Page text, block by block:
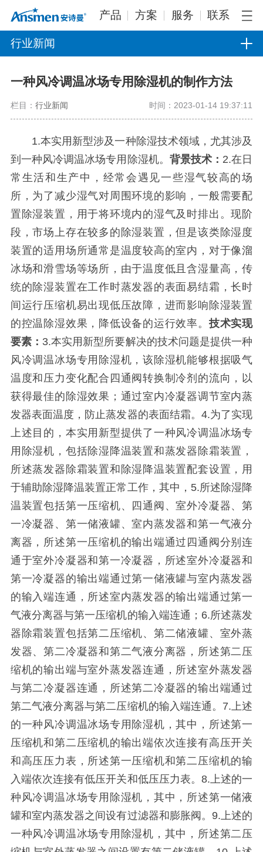
产品 方案 服务 联系
行业新闻
一种风冷调温冰场专用除湿机的制作方法
栏目： 行业新闻 时间：2023-01-14 19:37:11
1.本实用新型涉及一种除湿技术领域，尤其涉及
到一种风冷调温冰场专用除湿机。 背景技术： 2.在日
常生活和生产中，经常会遇见一些湿气较高的场
所，为了减少湿气对周围环境的影响，一般需要配
置除湿装置，用于将环境内的湿气及时排出。现阶
段，市场上存在较多的除湿装置，但是该类除湿度
装置的适用场所通常是温度较高的室内，对于像溜
冰场和滑雪场等场所，由于温度低且含湿量高，传
统的除湿装置在工作时蒸发器的表面易结霜，长时
间运行压缩机易出现低压故障，进而影响除湿装置
的控温除湿效果，降低设备的运行效率。 技术实现
要素： 3.本实用新型所要解决的技术问题是提供一种
风冷调温冰场专用除湿机，该除湿机能够根据吸气
温度和压力变化配合四通阀转换制冷剂的流向，以
获得最佳的除湿效果；通过室内冷凝器调节室内蒸
发器表面温度，防止蒸发器的表面结霜。4.为了实现
上述目的，本实用新型提供了一种风冷调温冰场专
用除湿机，包括除湿降温装置和蒸发器除霜装置，
所述蒸发器除霜装置和除湿降温装置配套设置，用
于辅助除湿降温装置正常工作，其中，5.所述除湿降
温装置包括第一压缩机、四通阀、室外冷凝器、第
一冷凝器、第一储液罐、室内蒸发器和第一气液分
离器，所述第一压缩机的输出端通过四通阀分别连
通于室外冷凝器和第一冷凝器，所述室外冷凝器和
第一冷凝器的输出端通过第一储液罐与室内蒸发器
的输入端连通，所述室内蒸发器的输出端通过第一
气液分离器与第一压缩机的输入端连通；6.所述蒸发
器除霜装置包括第二压缩机、第二储液罐、室外蒸
发器、第二冷凝器和第二气液分离器，所述第二压
缩机的输出端与室外蒸发器连通，所述室外蒸发器
与第二冷凝器连通，所述第二冷凝器的输出端通过
第二气液分离器与第二压缩机的输入端连通。7.上述
的一种风冷调温冰场专用除湿机，其中，所述第一
压缩机和第二压缩机的输出端依次连接有高压开关
和高压压力表，所述第一压缩机和第二压缩机的输
入端依次连接有低压开关和低压压力表。8.上述的一
种风冷调温冰场专用除湿机，其中，所述第一储液
罐和室内蒸发器之间设有过滤器和膨胀阀。9.上述的
一种风冷调温冰场专用除湿机，其中，所述第二压